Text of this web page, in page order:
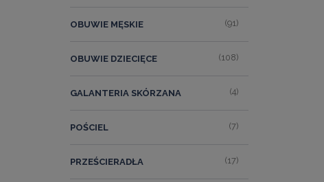
OBUWIE MĘSKIE (91)
OBUWIE DZIECIĘCE (108)
GALANTERIA SKÓRZANA (4)
POŚCIEL (7)
PRZEŚCIERADŁA (17)